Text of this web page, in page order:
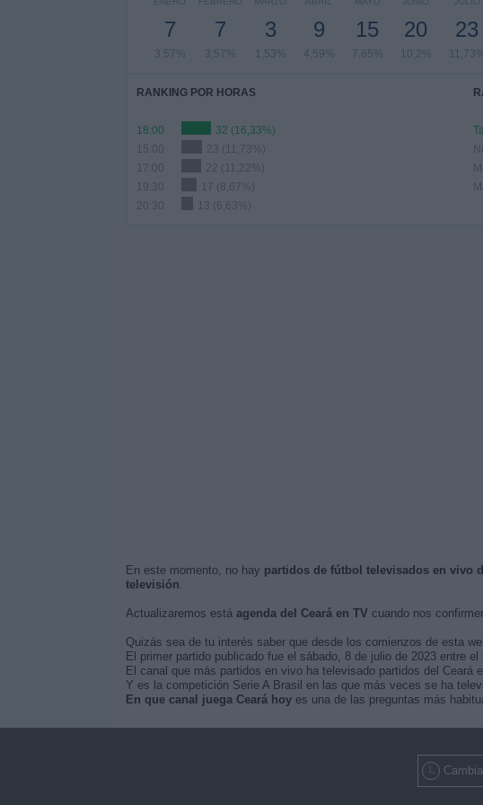
7
3,57%
7
3,57%
3
1,53%
9
4,59%
15
7,65%
20
10,2%
23
11,73%
RANKING POR HORAS
18:00
32 (16,33%)
15:00
23 (11,73%)
17:00
22 (11,22%)
19:30
17 (8,67%)
20:30
13 (6,63%)
En este momento, no hay partidos de fútbol televisados en vivo
televisión.
Actualizaremos está agenda del Ceará en TV cuando nos
Quizás sea de tu interés saber que desde los comienzos de esta
El primer partido publicado fue el sábado, 8 de julio de 2023 entre el
El canal que más partidos en vivo ha televisado partidos del Ceará
Y es la competición Serie A Brasil en las que más veces se ha
En que canal juega Ceará hoyes una de las preguntas más